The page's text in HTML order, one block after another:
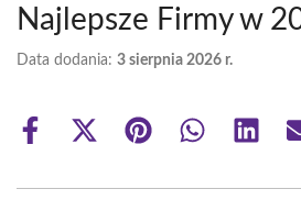
Najlepsze Firmy w
Data dodania: 3 sierpnia 2026 r.
Share
Share
(Twitter)
Share Share Share